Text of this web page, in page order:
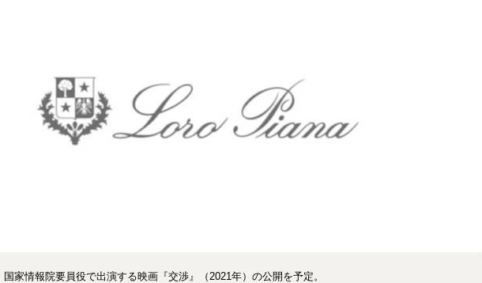
国家情報院要員役で出演する映画『交渉』（2021年）の公開を予定。